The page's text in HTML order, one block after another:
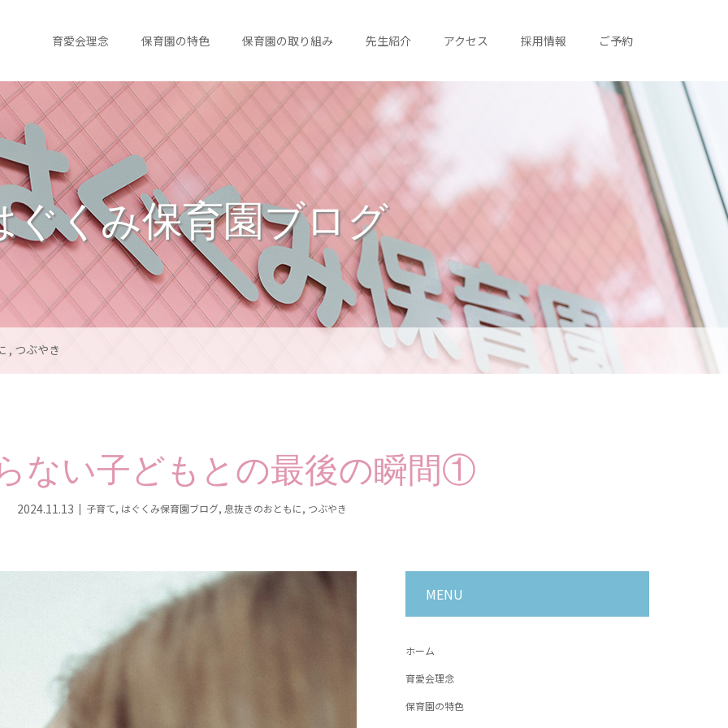
育愛会理念 保育園の特色 保育園の取り組み 先生紹介 アクセス 採用情報 ご予約
ぐくみ保育園ブログ
, つぶやき
ない子どもとの最後の瞬間①
2024.11.13 子育て, はぐくみ保育園ブログ, 息抜きのおともに, つぶやき
MENU
ホーム
育愛会理念
保育園の特色